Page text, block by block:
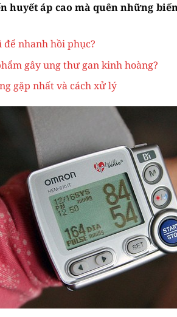
huyết áp cao mà quên những
nhanh hồi phục?
gây ung thư gan kinh hoàng?
gặp nhất và cách xử lý